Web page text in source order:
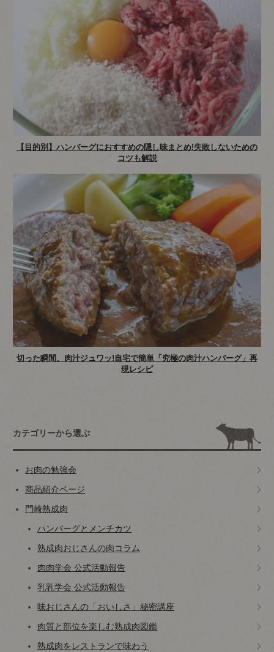
【目的別】ハンバーグにおすすめの隠し味まとめ!失敗しないための
コツも解説
切った瞬間、肉汁ジュワッ!自宅で簡単「究極の肉汁ハンバーグ」再
現レシピ
カテゴリーから選ぶ
お肉の勉強会
商品紹介ページ
門崎熟成肉
ハンバーグとメンチカツ
熟成肉おじさんの肉コラム
肉肉学会 公式活動報告
乳乳学会 公式活動報告
味おじさんの「おいしさ」秘密講座
肉質と部位を楽しむ熟成肉図鑑
熟成肉をレストランで味わう